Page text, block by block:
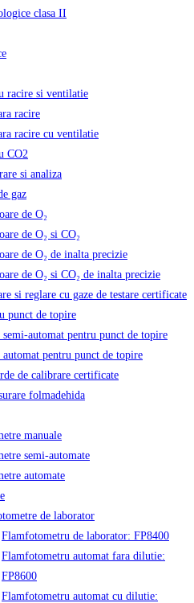
clasa II
racire si ventilatie
racire
racire cu ventilatie
CO2
si analiza
gaz
de O₂
de O₂ si CO₂
de O₂ de inalta precizie
de O₂ si CO₂ de inalta precizie
si reglare cu gaze de testare certificate
punct de topire
semi-automat pentru punct de topire
automat pentru punct de topire
de calibrare certificate
folmadehida
manuale
semi-automate
automate
de laborator
Flamfotometru de laborator: FP8400
Flamfotometru automat fara dilutie:
FP8600
Flamfotometru automat cu dilutie: